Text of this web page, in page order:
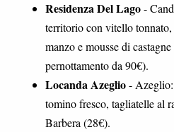
Residenza Del Lago-
territorio con vitello
manzo e mousse di
pernottamento da 90€).
Locanda Azeglio-
tomino fresco, tagliatelle al
Barbera (28€).